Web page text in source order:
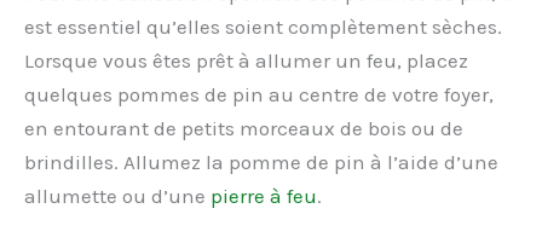
est essentiel qu’elles soient complètement sèches.
Lorsque vous êtes prêt à allumer un feu, placez
quelques pommes de pin au centre de votre foyer,
en entourant de petits morceaux de bois ou de
brindilles. Allumez la pomme de pin à l’aide d’une
allumette ou d’une pierre à feu.